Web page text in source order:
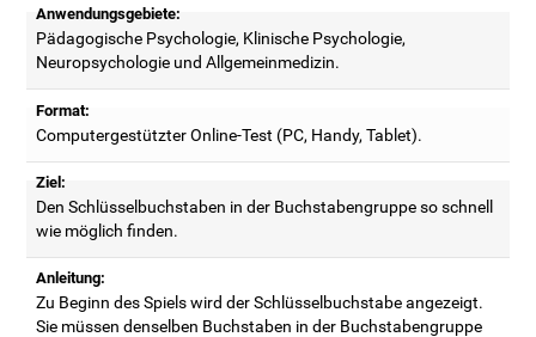
Anwendungsgebiete:
Pädagogische Psychologie, Klinische Psychologie,
Neuropsychologie und Allgemeinmedizin.
Format:
Computergestützter Online-Test (PC, Handy, Tablet).
Ziel:
Den Schlüsselbuchstaben in der Buchstabengruppe so schnell
wie möglich finden.
Anleitung:
Zu Beginn des Spiels wird der Schlüsselbuchstabe angezeigt.
Sie müssen denselben Buchstaben in der Buchstabengruppe